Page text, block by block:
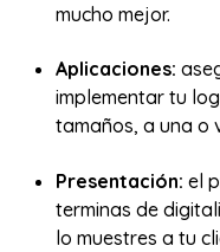
mucho mejor.
Aplicaciones:
implementar tu
tamaños, a una o
Presentación: el
terminas de
lo muestres a tu